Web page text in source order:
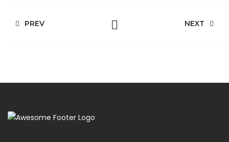
PREV NEXT